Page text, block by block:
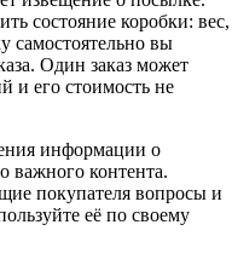
состояние коробки: вес,
самостоятельно вы
Один заказ может
и его стоимость не
информации о
важного контента.
покупателя вопросы и
её по своему